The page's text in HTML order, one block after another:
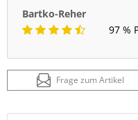
Bartko-Reher
97 %
Frage zum Artikel